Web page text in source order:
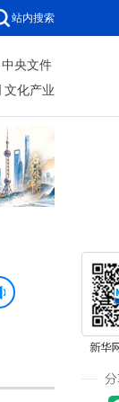
站内搜索
中央文件
文化产业